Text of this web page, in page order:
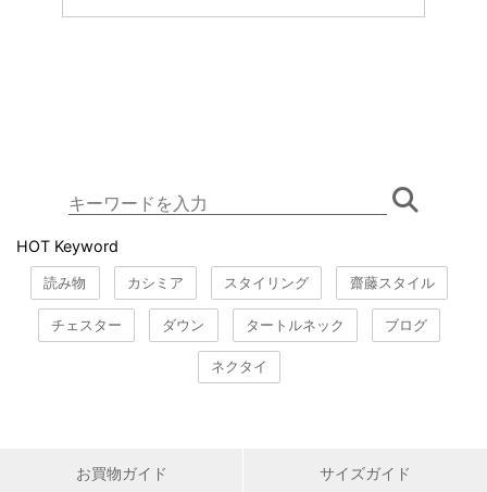
HOT Keyword
読み物 カシミア スタイリング 齋藤スタイル
チェスター ダウン タートルネック ブログ
ネクタイ
お買物ガイド サイズガイド